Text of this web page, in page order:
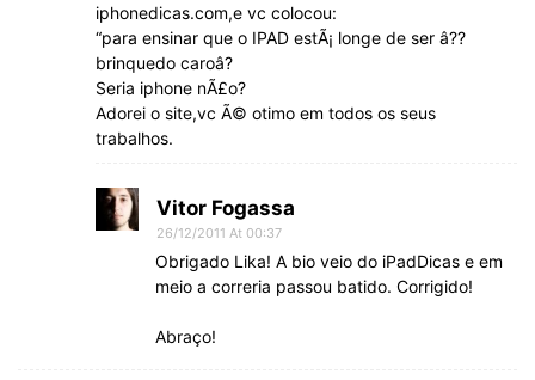
iphonedicas.com,e vc colocou:
“para ensinar que o IPAD estÃ¡ longe de ser â??
brinquedo caroâ?
Seria iphone nÃ£o?
Adorei o site,vc Ã© otimo em todos os seus
trabalhos.
Vitor Fogassa
26/12/2011 At 00:37
Obrigado Lika! A bio veio do iPadDicas e em
meio a correria passou batido. Corrigido!
Abraço!